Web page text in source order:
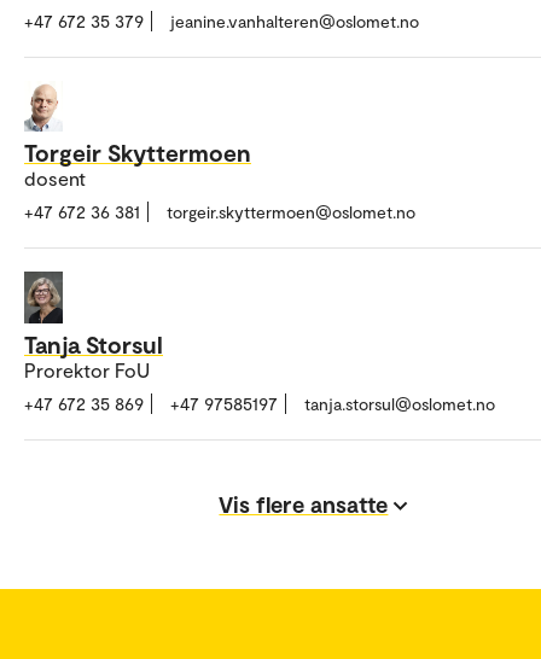
+47 672 35 379 jeanine.vanhalteren@oslomet.no
Torgeir Skyttermoen
dosent
+47 672 36 381 torgeir.skyttermoen@oslomet.no
Tanja Storsul
Prorektor FoU
+47 672 35 869 +47 97585197 tanja.storsul@oslomet.no
Vis flere ansatte